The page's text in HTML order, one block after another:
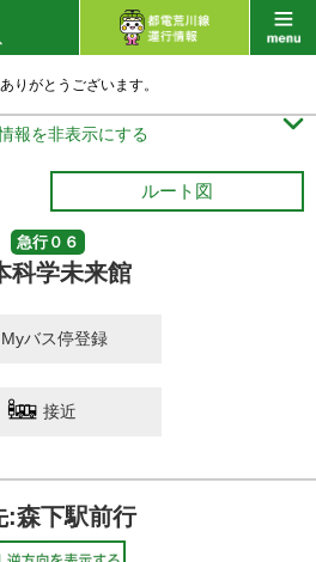
りがとうございます。
報を非表示にする 
ルート図
急行０６
科学未来館
Myバス停登録
接近
:森下駅前行